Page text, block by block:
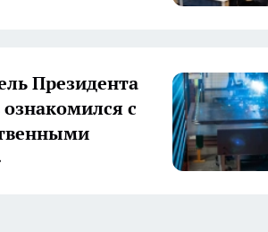
Президента
с